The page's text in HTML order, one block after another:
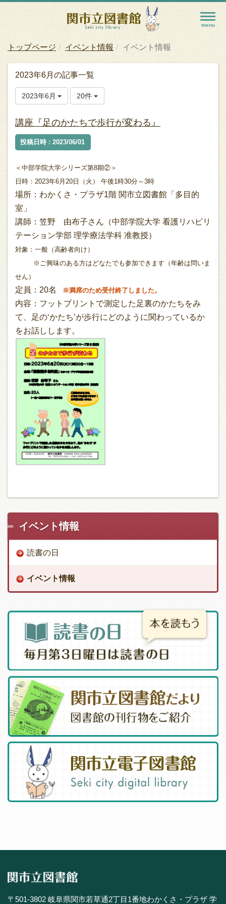
トップページ イベント情報 イベント情報
2023年6月の記事一覧
2023年6月 20件
講座『足のかたちで歩行が変わる』
投稿日時 : 2023/06/01
＜中部学院大学シリーズ第8期②＞
日時：2023年6月20日（火） 午後1時30分～3時
場所：わかくさ・プラザ1階 関市立図書館「多目的
室」
講師：笠野 由布子さん（中部学院大学 看護リハビリ
テーション学部 理学療法学科 准教授）
対象： 一般（高齢者向け）
※ご興味のある方はどなたでも参加できます（年齢は問いま
せん）
定員：20名 ※満席のため受付終了しました。
内容：フットプリントで測定した足裏のかたちをみ
て、足の‘かたち’が歩行にどのように関わっているか
をお話しします。
イベント情報
読書の日
イベント情報
〒501-3802 岐阜県関市若草通2丁目1番地わかくさ・プラザ 学